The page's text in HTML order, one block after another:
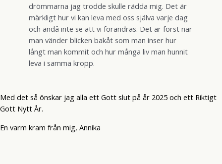
drömmarna jag trodde skulle rädda mig. Det är
märkligt hur vi kan leva med oss själva varje dag
och ändå inte se att vi förändras. Det är först när
man vänder blicken bakåt som man inser hur
långt man kommit och hur många liv man hunnit
leva i samma kropp.
Med det så önskar jag alla ett Gott slut på år 2025 och ett Riktigt
Gott Nytt År.
En varm kram från mig, Annika